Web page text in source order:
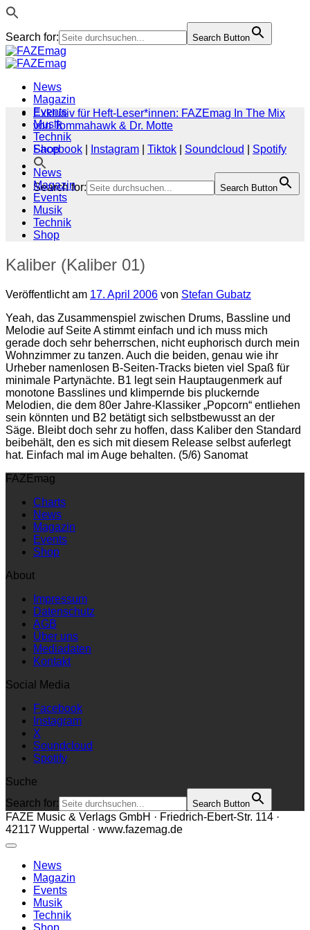
Search for: Search Button
Zum
Inhalt
News
Magazin
Events
Musik
Technik
Shop
Search for: Search Button
Exklusiv für Heft-Leser*innen: FAZEmag In The Mix
von Tommahawk & Dr. Motte
Facebook
Instagram Tiktok Soundcloud
Spotify
News
Magazin
Events
Musik
Technik
Shop
Kaliber (Kaliber 01)
Veröffentlicht am 17. April 2006 von Stefan Gubatz
Yeah, das Zusammenspiel zwischen Drums, Bassline und
Melodie auf Seite A stimmt einfach und ich muss mich
gerade doch sehr beherrschen, nicht euphorisch durch mein
Wohnzimmer zu tanzen. Auch die beiden, genau wie ihr
Urheber namenlosen B-Seiten-Tracks bieten viel Spaß für
minimale Partynächte. B1 legt sein Hauptaugenmerk auf
monotone Basslines und klimpernde bis pluckernde
Melodien, die dem 80er Jahre-Klassiker „Popcorn“ entliehen
sein könnten und B2 betätigt sich selbstbewusst an der
Säge. Bleibt doch sehr zu hoffen, dass Kaliber den Standard
beibehält, den es sich mit diesem Release selbst auferlegt
hat. Einfach mal im Auge behalten. (5/6) Sanomat
FAZEmag
Charts
News
Magazin
Events
Shop
About
Impressum
Datenschutz
AGB
Über uns
Mediadaten
Kontakt
Social Media
Facebook
Instagram
X
Soundcloud
Spotify
Suche
Search for:
Search Button
FAZE Music & Verlags GmbH · Friedrich-Ebert-Str. 114 ·
42117 Wuppertal · www.fazemag.de
News
Magazin
Events
Musik
Technik
Shop